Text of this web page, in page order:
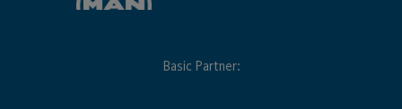
Basic Partner: